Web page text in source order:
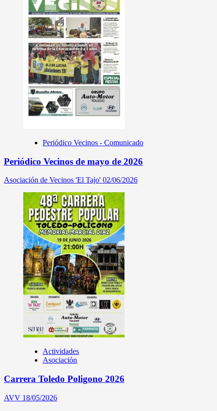
Periódico Vecinos - Comunicado
Periódico Vecinos de mayo de 2026
Asociación de Vecinos 'El Tajo' 02/06/2026
Actividades
Asociación
Carrera Toledo Poligono 2026
AVV 18/05/2026